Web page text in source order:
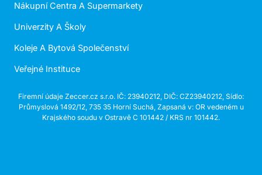
Nákupní Centra A Supermarkety
Univerzity A Školy
Koleje A Bytová Společenství
Veřejné Instituce
Firemní údaje Zeccer.cz s.r.o. IČ: 23940212, DIČ: CZ23940212, Sídlo:
Průmyslová 1492/12, 735 35 Horní Suchá, Zapsaná v: OR vedeném u
Krajského soudu v Ostravě C 101442 / KRS nr 101442.